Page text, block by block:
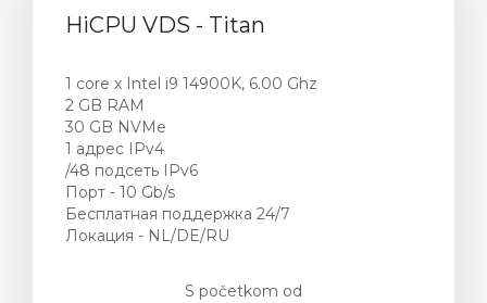
HiCPU VDS - Titan
1 core x Intel i9 14900K, 6.00 Ghz
2 GB RAM
30 GB NVMe
1 адрес IPv4
/48 подсеть IPv6
Порт - 10 Gb/s
Бесплатная поддержка 24/7
Локация - NL/DE/RU
S početkom od